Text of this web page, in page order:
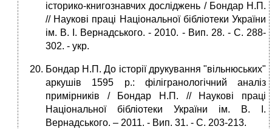
історико-книгознавчих досліджень / Бондар Н.П.
// Наукові праці Національної бібліотеки України
ім. В. І. Вернадського. - 2010. - Вип. 28. - С. 288-
302. - укp.
Бондар Н.П. До історії друкування "вільнюських"
аркушів 1595 р.: філігранологічний аналіз
примірників / Бондар Н.П. // Наукові праці
Національної бібліотеки України ім. В. І.
Вернадського. – 2011. - Вип. 31. - С. 203-213.